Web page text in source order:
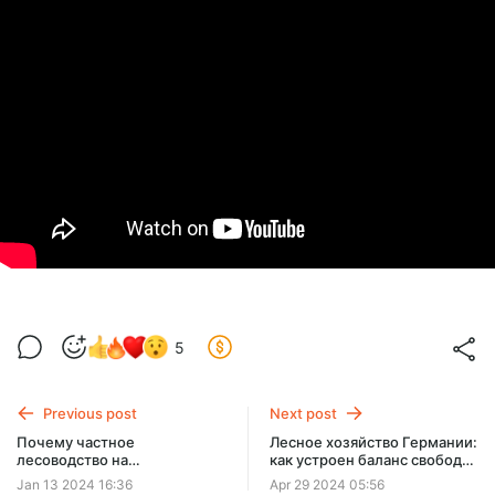
5
Previous post
Почему частное
лесоводство на
сельхозземлях необходимо
Jan 13 2024 16:36
Next post
Лесное хозяйство Германии:
как устроен баланс свободы
и контроля
Apr 29 2024 05:56